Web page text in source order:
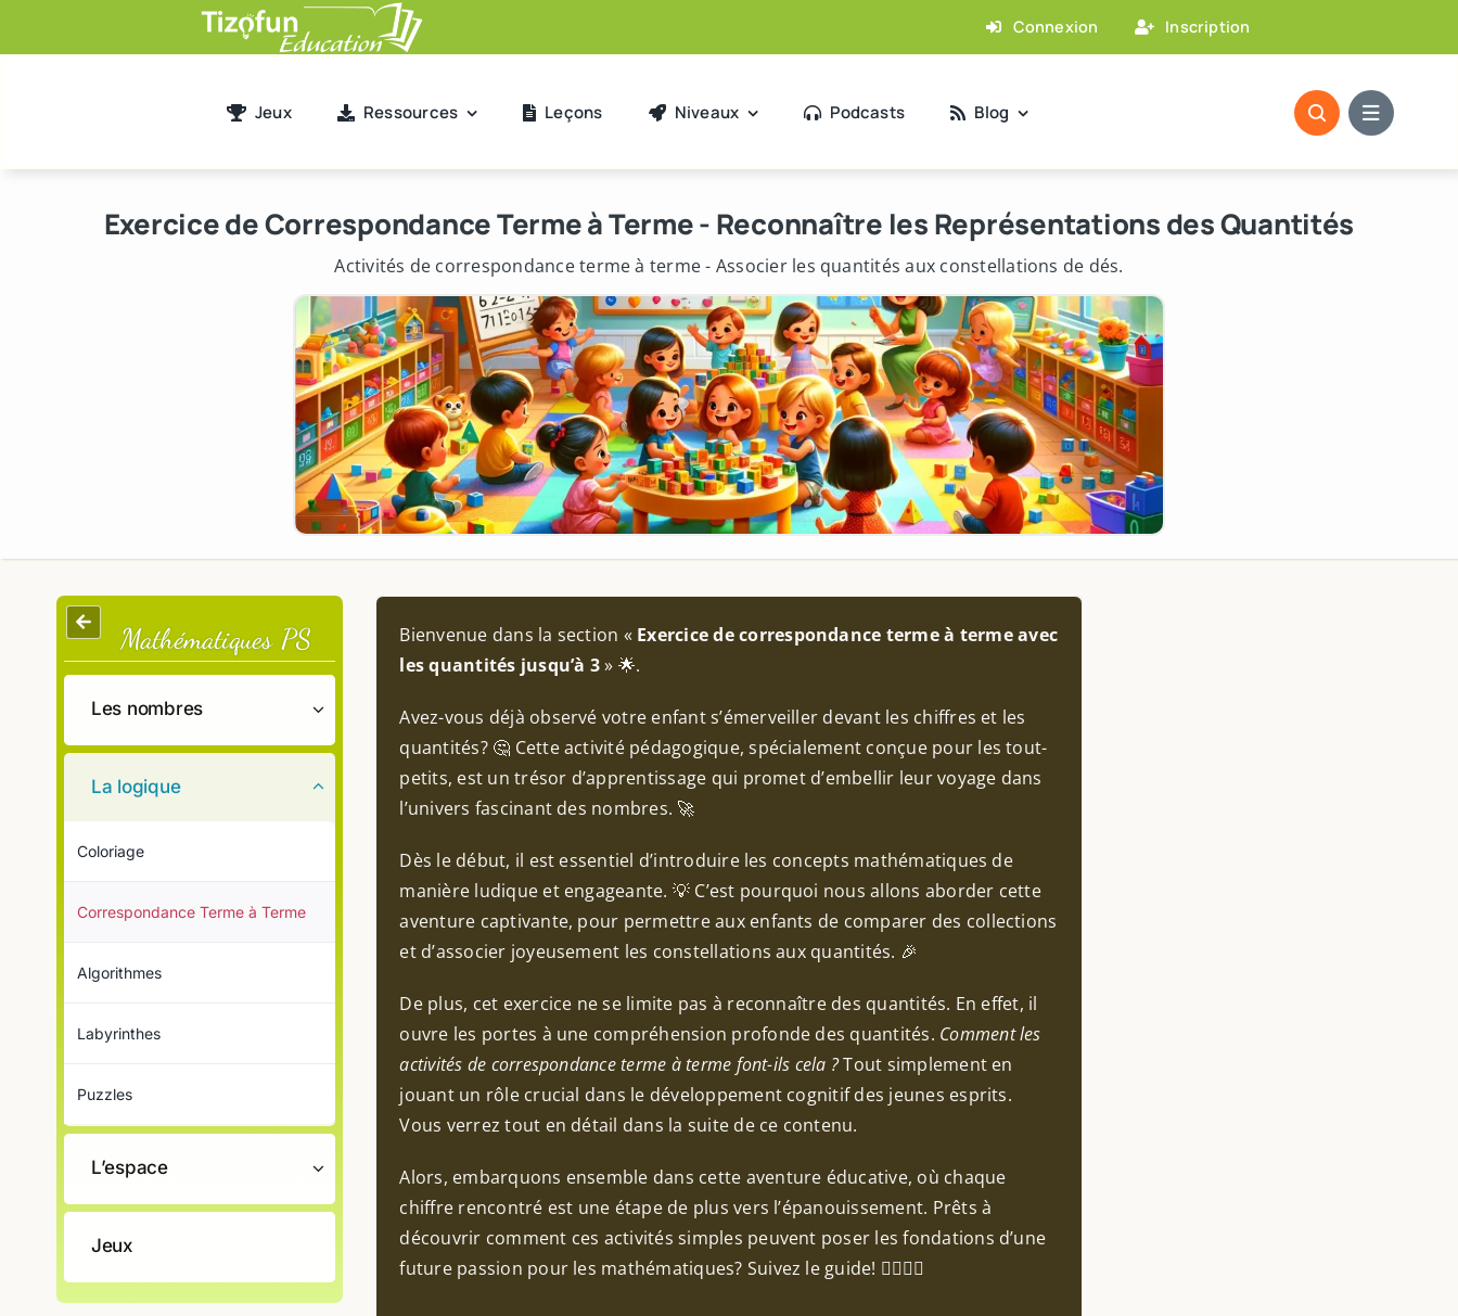
Connexion Inscription
Jeux Ressources Leçons Niveaux Podcasts Blog
Exercice de Correspondance Terme à Terme - Reconnaître les Représentations des Quantités
Activités de correspondance terme à terme - Associer les quantités aux constellations de dés.
Mathématiques PS
Les nombres
La logique
Coloriage
Correspondance Terme à Terme
Algorithmes
Labyrinthes
Puzzles
L’espace
Jeux
Bienvenue dans la section « Exercice de correspondance terme à terme avec
les quantités jusqu’à 3» 🌟.
Avez-vous déjà observé votre enfant s’émerveiller devant les chiffres et les
quantités? 🤔 Cette activité pédagogique, spécialement conçue pour les tout-
petits, est un trésor d’apprentissage qui promet d’embellir leur voyage dans
l’univers fascinant des nombres. 🚀
Dès le début, il est essentiel d’introduire les concepts mathématiques de
manière ludique et engageante. 💡 C’est pourquoi nous allons aborder cette
aventure captivante, pour permettre aux enfants de comparer des collections
et d’associer joyeusement les constellations aux quantités. 🎉
De plus, cet exercice ne se limite pas à reconnaître des quantités. En effet, il
ouvre les portes à une compréhension profonde des quantités. Comment les
activités de correspondance terme à terme font-ils cela ?Tout simplement en
jouant un rôle crucial dans le développement cognitif des jeunes esprits.
Vous verrez tout en détail dans la suite de ce contenu.
Alors, embarquons ensemble dans cette aventure éducative, où chaque
chiffre rencontré est une étape de plus vers l’épanouissement. Prêts à
découvrir comment ces activités simples peuvent poser les fondations d’une
future passion pour les mathématiques? Suivez le guide! 🚶‍♂️🚶‍♀️